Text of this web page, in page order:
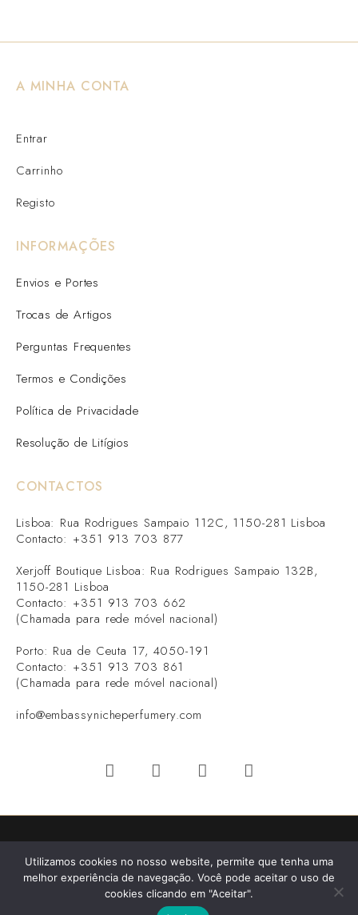
A MINHA CONTA
Entrar
Carrinho
Registo
INFORMAÇÕES
Envios e Portes
Trocas de Artigos
Perguntas Frequentes
Termos e Condições
Política de Privacidade
Resolução de Litígios
CONTACTOS
Lisboa: Rua Rodrigues Sampaio 112C, 1150-281 Lisboa
Contacto: +351 913 703 877
Xerjoff Boutique Lisboa: Rua Rodrigues Sampaio 132B,
1150-281 Lisboa
Contacto: +351 913 703 662
(Chamada para rede móvel nacional)
Porto: Rua de Ceuta 17, 4050-191
Contacto: +351 913 703 861
(Chamada para rede móvel nacional)
info@embassynicheperfumery.com
2026 - Desenvolvimento:
V.P
Utilizamos cookies no nosso website, permite que tenha uma
melhor experiência de navegação. Você pode aceitar o uso de
cookies clicando em "Aceitar".